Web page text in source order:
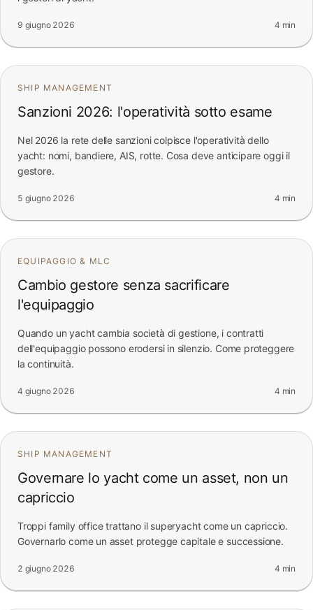
9 giugno 2026 4 min
SHIP MANAGEMENT
Sanzioni 2026: l'operatività sotto esame
Nel 2026 la rete delle sanzioni colpisce l'operatività dello
yacht: nomi, bandiere, AIS, rotte. Cosa deve anticipare oggi il
gestore.
5 giugno 2026 4 min
EQUIPAGGIO & MLC
Cambio gestore senza sacrificare
l'equipaggio
Quando un yacht cambia società di gestione, i contratti
dell'equipaggio possono erodersi in silenzio. Come proteggere
la continuità.
4 giugno 2026 4 min
SHIP MANAGEMENT
Governare lo yacht come un asset, non un
capriccio
Troppi family office trattano il superyacht come un capriccio.
Governarlo come un asset protegge capitale e successione.
2 giugno 2026 4 min